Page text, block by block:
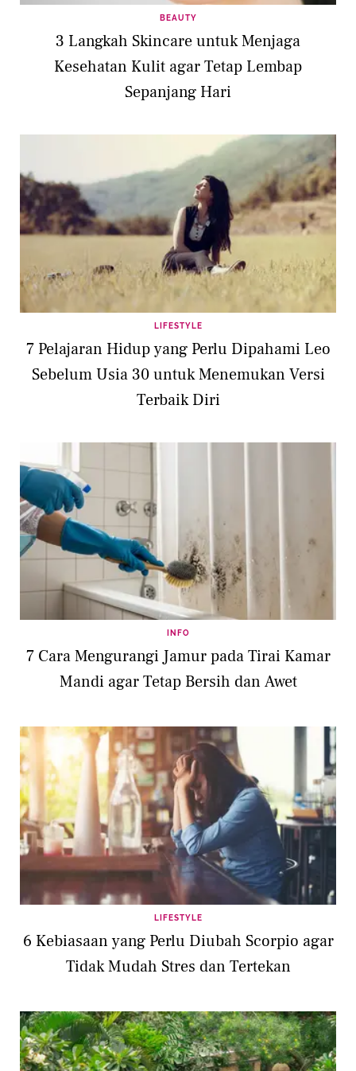
BEAUTY
3 Langkah Skincare untuk Menjaga
Kesehatan Kulit agar Tetap Lembap
Sepanjang Hari
LIFESTYLE
7 Pelajaran Hidup yang Perlu Dipahami Leo
Sebelum Usia 30 untuk Menemukan Versi
Terbaik Diri
INFO
7 Cara Mengurangi Jamur pada Tirai Kamar
Mandi agar Tetap Bersih dan Awet
LIFESTYLE
6 Kebiasaan yang Perlu Diubah Scorpio agar
Tidak Mudah Stres dan Tertekan